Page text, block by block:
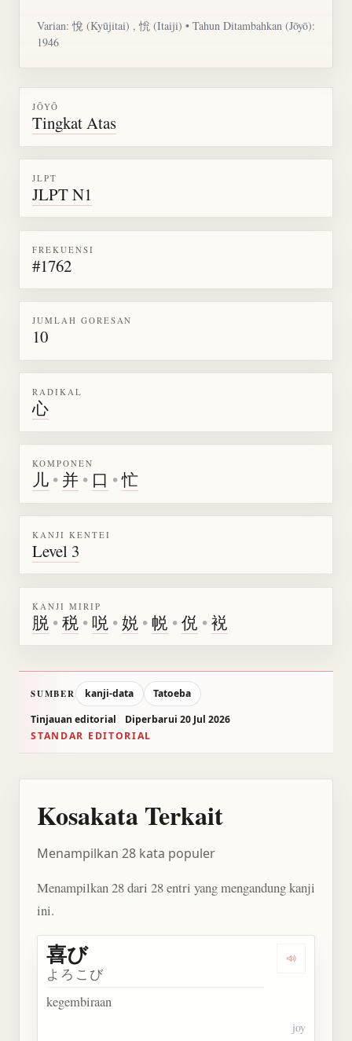
Varian: 悅 (Kyūjitai) ,恱(Itaiji) • Tahun Ditambahkan (Jōyō):
1946
JŌYŌ
Tingkat Atas
JLPT
JLPT N1
FREKUENSI
#1762
JUMLAH GORESAN
10
RADIKAL
心
KOMPONEN
儿 • 并 • 口 •忙
KANJI KENTEI
Level 3
KANJI MIRIP
脱 •税 •哾 •娧 •帨 •侻 •裞
SUMBER kanji-data
Tatoeba
Tinjauan editorial
Diperbarui 20 Jul 2026
STANDAR EDITORIAL
Kosakata Terkait
Menampilkan 28 kata populer
Menampilkan 28 dari 28 entri yang mengandung kanji
ini.
Dengarkan
喜び
よろこび
kegembiraan
joy